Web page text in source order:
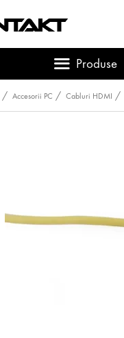
Produse
Accesorii PC Cabluri HDMI